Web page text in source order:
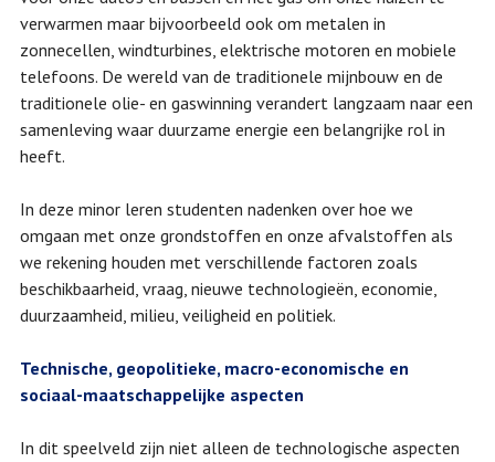
verwarmen maar bijvoorbeeld ook om metalen in
zonnecellen, windturbines, elektrische motoren en mobiele
telefoons. De wereld van de traditionele mijnbouw en de
traditionele olie- en gaswinning verandert langzaam naar een
samenleving waar duurzame energie een belangrijke rol in
heeft.
In deze minor leren studenten nadenken over hoe we
omgaan met onze grondstoffen en onze afvalstoffen als
we rekening houden met verschillende factoren zoals
beschikbaarheid, vraag, nieuwe technologieën, economie,
duurzaamheid, milieu, veiligheid en politiek.
Technische, geopolitieke, macro-economische en
sociaal-maatschappelijke aspecten
In dit speelveld zijn niet alleen de technologische aspecten